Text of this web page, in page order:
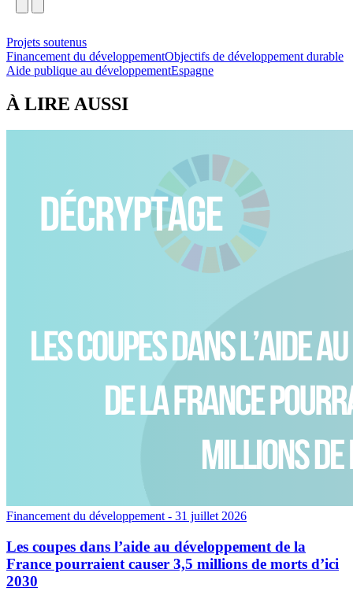
Projets soutenus
Financement du développementObjectifs de développement durable
Aide publique au développementEspagne
À LIRE AUSSI
Financement du développement- 31 juillet 2026
Les coupes dans l’aide au développement de la
France pourraient causer 3,5 millions de morts d’ici
2030